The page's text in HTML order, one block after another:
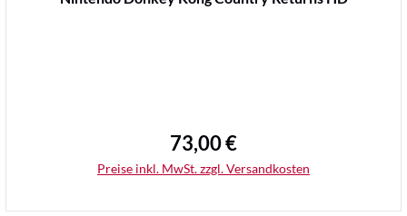
Regulärer Preis:
73,00 €
Preise inkl. MwSt. zzgl. Versandkosten